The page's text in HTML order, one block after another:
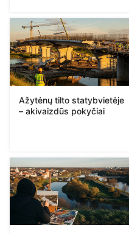
Ažytėnų tilto statybvietėje
– akivaizdūs pokyčiai